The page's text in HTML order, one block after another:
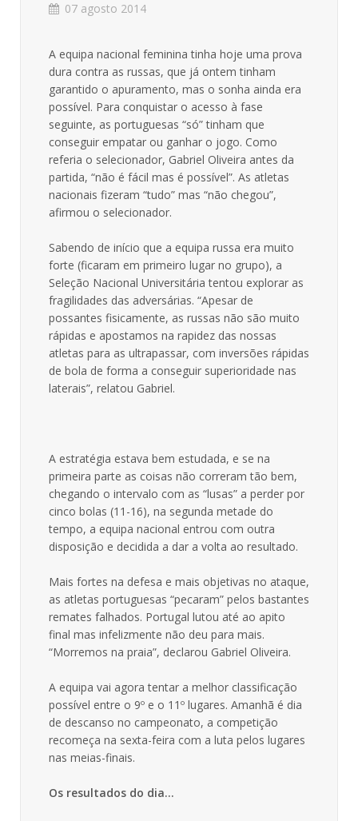
07 agosto 2014
A equipa nacional feminina tinha hoje uma prova
dura contra as russas, que já ontem tinham
garantido o apuramento, mas o sonha ainda era
possível. Para conquistar o acesso à fase
seguinte, as portuguesas “só” tinham que
conseguir empatar ou ganhar o jogo. Como
referia o selecionador, Gabriel Oliveira antes da
partida, “não é fácil mas é possível”. As atletas
nacionais fizeram “tudo” mas “não chegou”,
afirmou o selecionador.
Sabendo de início que a equipa russa era muito
forte (ficaram em primeiro lugar no grupo), a
Seleção Nacional Universitária tentou explorar as
fragilidades das adversárias. “Apesar de
possantes fisicamente, as russas não são muito
rápidas e apostamos na rapidez das nossas
atletas para as ultrapassar, com inversões rápidas
de bola de forma a conseguir superioridade nas
laterais”, relatou Gabriel.
A estratégia estava bem estudada, e se na
primeira parte as coisas não correram tão bem,
chegando o intervalo com as “lusas” a perder por
cinco bolas (11-16), na segunda metade do
tempo, a equipa nacional entrou com outra
disposição e decidida a dar a volta ao resultado.
Mais fortes na defesa e mais objetivas no ataque,
as atletas portuguesas “pecaram” pelos bastantes
remates falhados. Portugal lutou até ao apito
final mas infelizmente não deu para mais.
“Morremos na praia”, declarou Gabriel Oliveira.
A equipa vai agora tentar a melhor classificação
possível entre o 9º e o 11º lugares. Amanhã é dia
de descanso no campeonato, a competição
recomeça na sexta-feira com a luta pelos lugares
nas meias-finais.
Os resultados do dia…